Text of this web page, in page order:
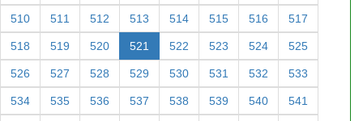
510 511 512 513 514 515 516 517
518 519 520 521 522 523 524 525
526 527 528 529 530 531 532 533
534 535 536 537 538 539 540 541